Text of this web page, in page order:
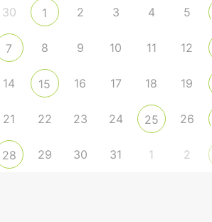
30 1 2 3 4 5
7 8 9 10 11 12
14 15 16 17 18 19
21 22 23 24 25 26
28 29 30 31 1 2